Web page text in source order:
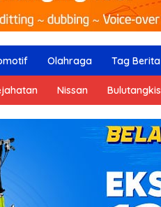
Olahraga Tag Berita
Nissan Bulutangkis